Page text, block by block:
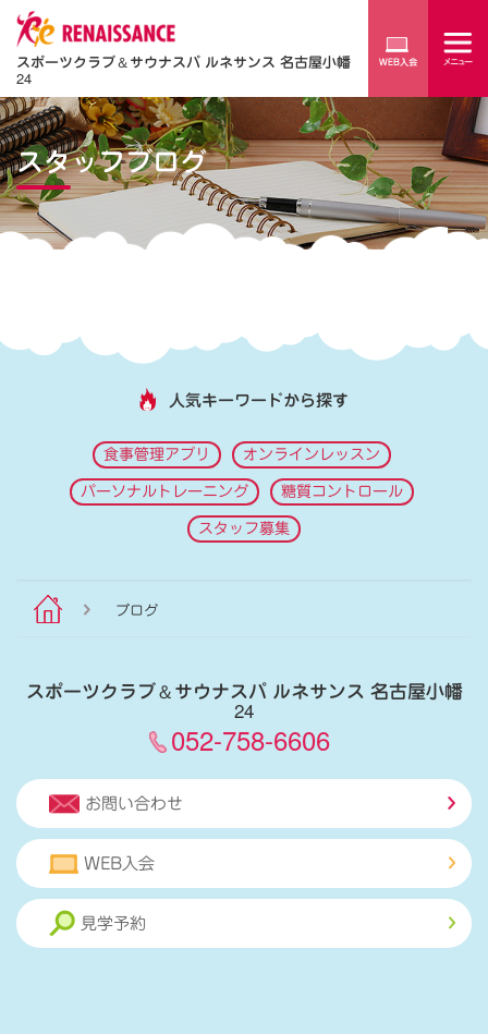
スポーツクラブ＆サウナスパ ルネサンス 名古屋小幡
24
スタッフブログ
人気キーワードから探す
食事管理アプリ オンラインレッスン
パーソナルトレーニング 糖質コントロール
スタッフ募集
ブログ
スポーツクラブ＆サウナスパ ルネサンス 名古屋小幡
24
052-758-6606
お問い合わせ
WEB入会
見学予約